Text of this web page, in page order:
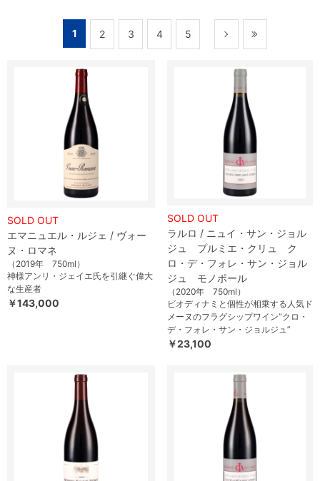
1 2 3 4 5
SOLD OUT
エマニュエル・ルジェ / ヴォー
ヌ・ロマネ
（2019年 750ml）
神様アンリ・ジェイエ氏を引継ぐ偉大
な生産者
￥143,000
SOLD OUT
ラルロ / ニュイ・サン・ジョル
ジュ プルミエ・クリュ ク
ロ・デ・フォレ・サン・ジョル
ジュ モノポール
（2020年 750ml）
ビオディナミと個性が相乗する人気ド
メーヌのフラグシップワイン“クロ・
デ・フォレ・サン・ジョルジュ”
￥23,100